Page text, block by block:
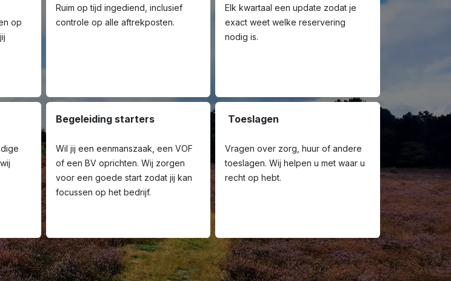
Begeleiding starters
Wil jij een eenmanszaak, een VOF
of een BV oprichten. Wij zorgen
voor een goede start zodat jij kan
focussen op het bedrijf.
Toeslagen
Vragen over zorg, huur of andere
toeslagen. Wij helpen u met waar u
recht op hebt.
Elk kwartaal een update zodat je
exact weet welke reservering
nodig is.
Ruim op tijd ingediend, inclusief
controle op alle aftrek­posten.
op